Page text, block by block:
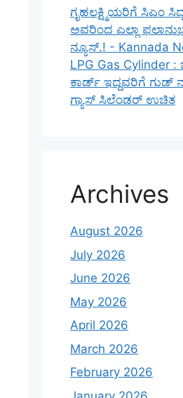
ಗೃಹಲಕ್ಷ್ಮಿಯರಿಗೆ ಸಿಎಂ
ಅವರಿಂದ ಎಲ್ಲಾ
ನ್ಯೂಸ್.! - Kannada
LPG Gas
ಕಾರ್ಡ್ ಇದ್ದವರಿಗೆ ಗುಡ್
ಗ್ಯಾಸ್ ಸಿಲೆಂಡರ್ ಉಚಿತ
Archives
August 2026
July 2026
June 2026
May 2026
April 2026
March 2026
February 2026